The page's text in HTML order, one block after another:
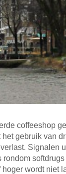
coffeeshop
gebruik van
Signalen
wordt niet